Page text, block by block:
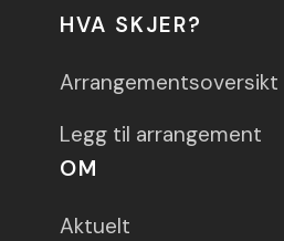
HVA SKJER?
Arrangementsoversikt
Legg til arrangement
OM
Aktuelt